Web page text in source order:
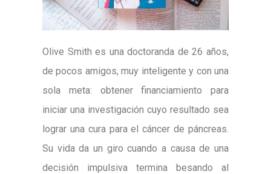
Olive Smith es una doctoranda de 26 años,
de pocos amigos, muy inteligente y con una
sola meta: obtener financiamiento para
iniciar una investigación cuyo resultado sea
lograr una cura para el cáncer de páncreas.
Su vida da un giro cuando a causa de una
decisión impulsiva termina besando al